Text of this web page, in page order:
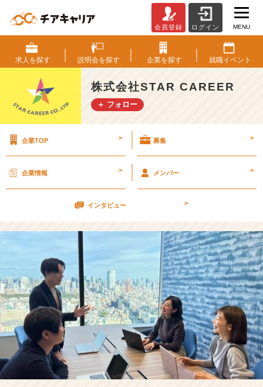
5
卒
募
集
開
始！
で
A
R
A
R
を
知
る！
【株
式
会
S
会員登録 ログイン MENU
求人を探す 説明会を探す 企業を探す 就職イベント
株式会社STAR CAREER
＋ フォロー
企業TOP > 募集 >
企業情報 > メンバー >
インタビュー >